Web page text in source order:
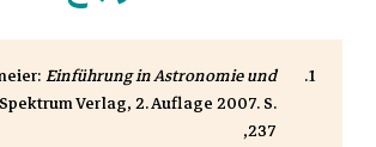
Einführung in Astronomie und
Verlag, 2. Auflage 2007. S.
237,